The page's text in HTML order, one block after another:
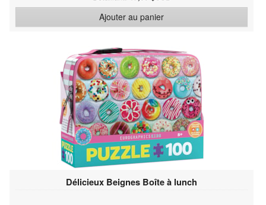
Ajouter au panier
Délicieux Beignes Boîte à lunch